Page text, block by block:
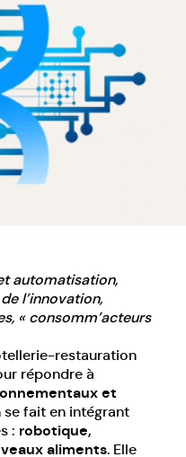
automatisation,
l’innovation,
« consomm’acteurs
restauration
répondre à
et
se fait en intégrant
: robotique,
aliments. Elle